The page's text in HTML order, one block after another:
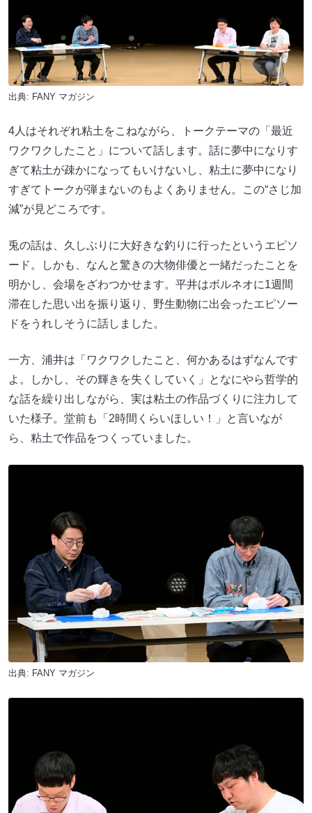
出典: FANY マガジン
4人はそれぞれ粘土をこねながら、トークテーマの「最近
ワクワクしたこと」について話します。話に夢中になりす
ぎて粘土が疎かになってもいけないし、粘土に夢中になり
すぎてトークが弾まないのもよくありません。この“さじ加
減”が見どころです。
兎の話は、久しぶりに大好きな釣りに行ったというエピソ
ード。しかも、なんと驚きの大物俳優と一緒だったことを
明かし、会場をざわつかせます。平井はボルネオに1週間
滞在した思い出を振り返り、野生動物に出会ったエピソー
ドをうれしそうに話しました。
一方、浦井は「ワクワクしたこと、何かあるはずなんです
よ。しかし、その輝きを失くしていく」となにやら哲学的
な話を繰り出しながら、実は粘土の作品づくりに注力して
いた様子。堂前も「2時間くらいほしい！」と言いなが
ら、粘土で作品をつくっていました。
出典: FANY マガジン